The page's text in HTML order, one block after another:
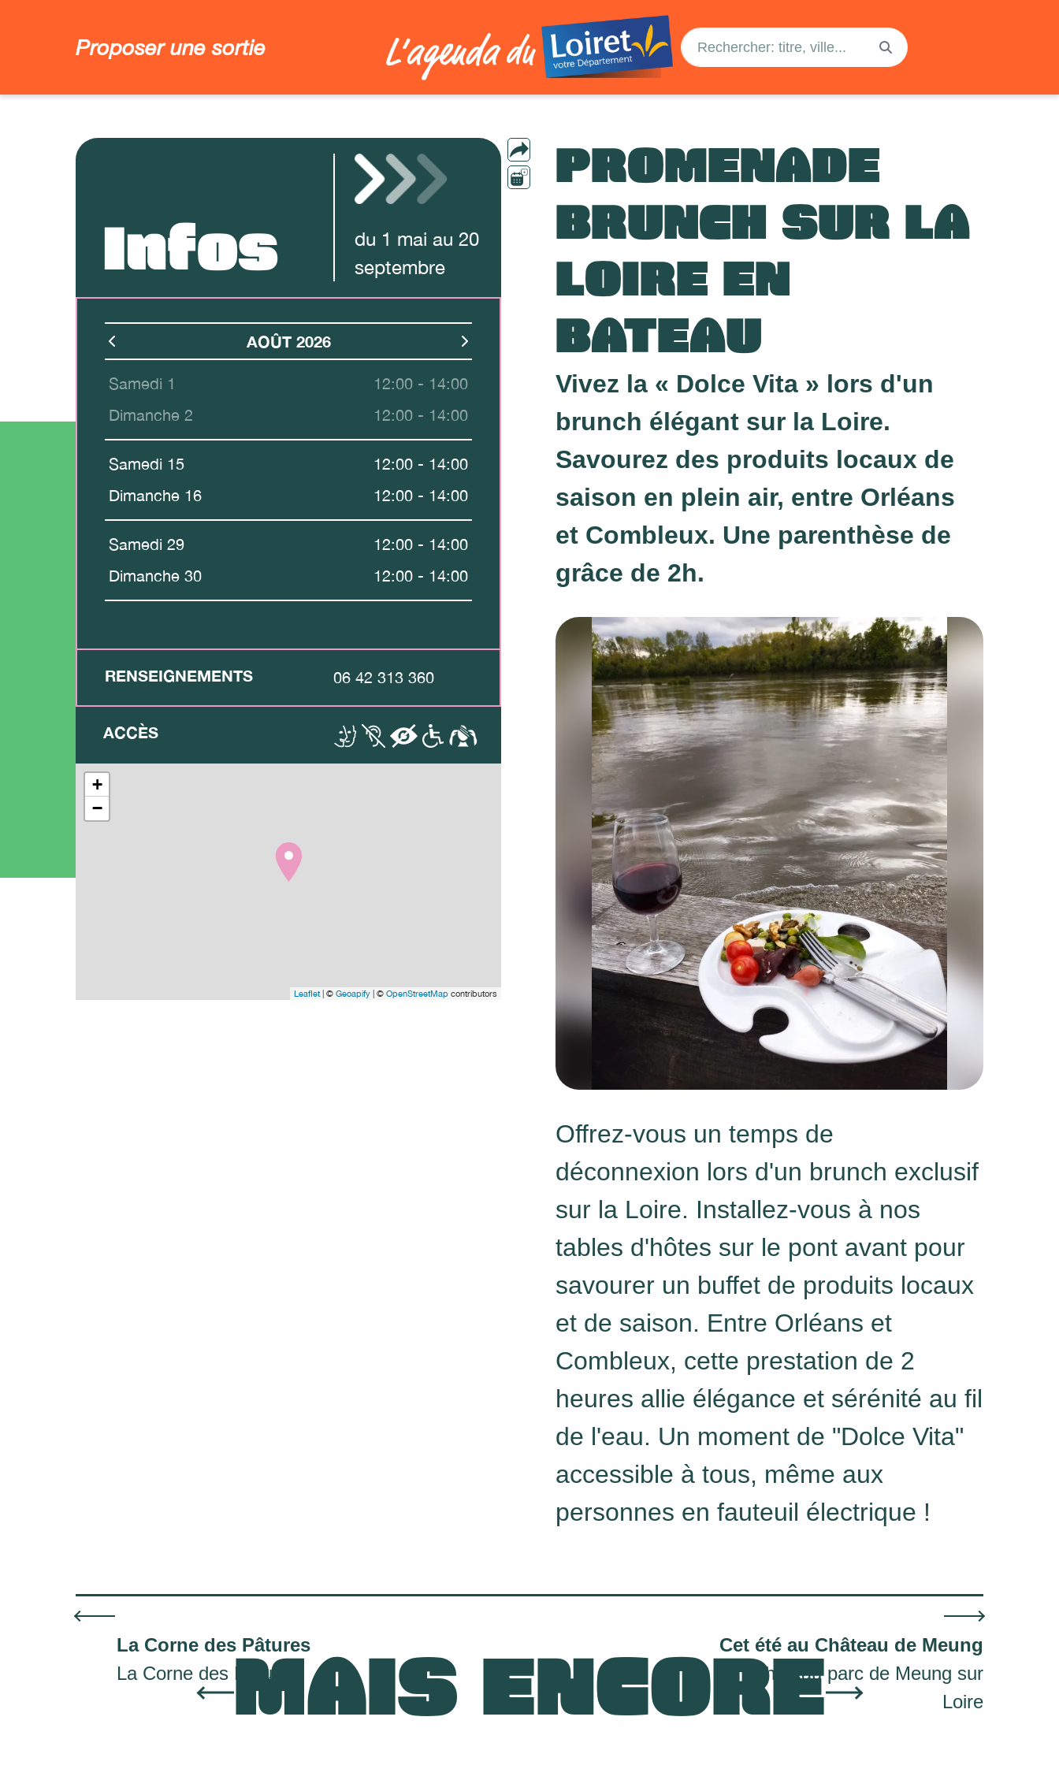
Proposer une sortie
PROMENADE
BRUNCH SUR LA
LOIRE EN
BATEAU
Infos du 1 mai au 20
septembre
AOÛT 2026
Samedi 1
12:00 - 14:00
Dimanche 2
12:00 - 14:00
Samedi 15
12:00 - 14:00
Dimanche 16
12:00 - 14:00
Samedi 29
12:00 - 14:00
Dimanche 30
12:00 - 14:00
RENSEIGNEMENTS 06 42 313 360
ACCÈS
+
−
Leaflet| © Geoapify | © OpenStreetMap contributors
Vivez la « Dolce Vita » lors d'un
brunch élégant sur la Loire.
Savourez des produits locaux de
saison en plein air, entre Orléans
et Combleux. Une parenthèse de
grâce de 2h.
Offrez-vous un temps de
déconnexion lors d'un brunch exclusif
sur la Loire. Installez-vous à nos
tables d'hôtes sur le pont avant pour
savourer un buffet de produits locaux
et de saison. Entre Orléans et
Combleux, cette prestation de 2
heures allie élégance et sérénité au fil
de l'eau. Un moment de "Dolce Vita"
accessible à tous, même aux
personnes en fauteuil électrique !
La Corne des Pâtures
La Corne des Pâtures
Cet été au Château de Meung
Château parc de Meung sur
Loire
MAIS ENCORE